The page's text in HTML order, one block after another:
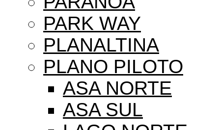
PARK WAY
PLANALTINA
PLANO PILOTO
ASA NORTE
ASA SUL